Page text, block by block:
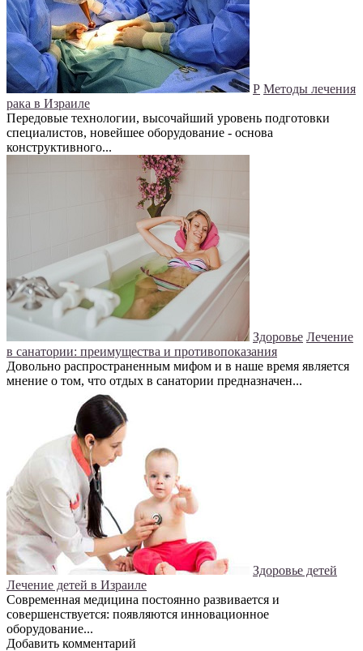
Р Методы лечения
рака в Израиле
Передовые технологии, высочайший уровень подготовки
специалистов, новейшее оборудование - основа
конструктивного...
Здоровье Лечение
в санатории: преимущества и противопоказания
Довольно распространенным мифом и в наше время является
мнение о том, что отдых в санатории предназначен...
Здоровье детей
Лечение детей в Израиле
Современная медицина постоянно развивается и
совершенствуется: появляются инновационное
оборудование...
Добавить комментарий